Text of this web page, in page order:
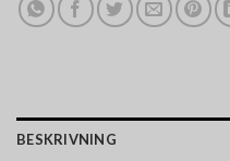
BESKRIVNING